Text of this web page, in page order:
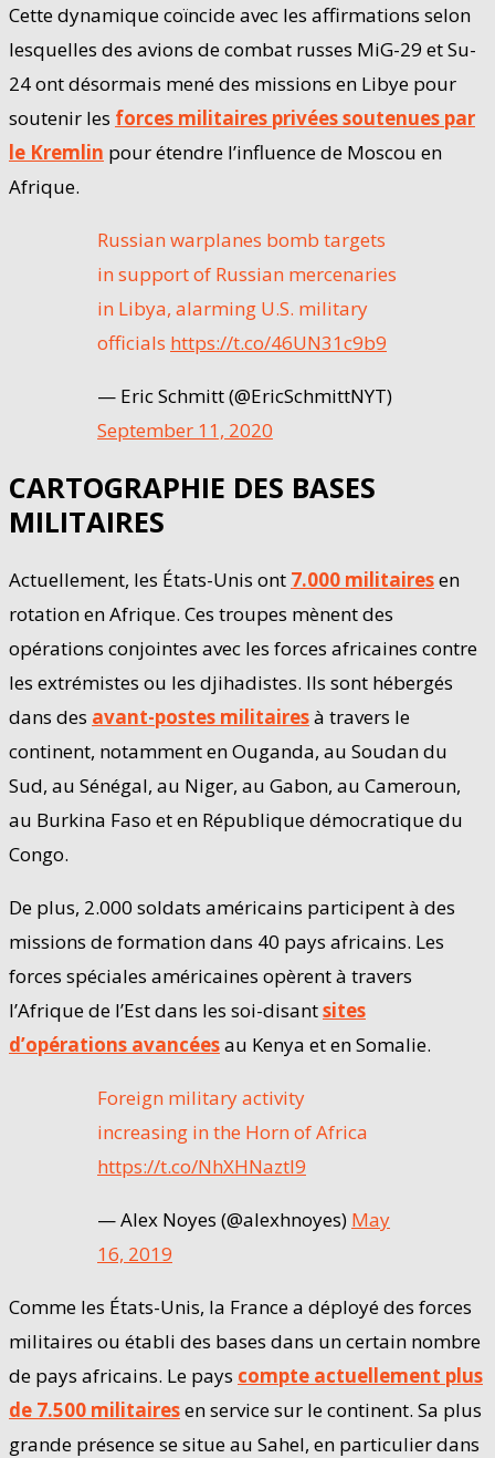
Cette dynamique coïncide avec les affirmations selon
lesquelles des avions de combat russes MiG-29 et Su-
24 ont désormais mené des missions en Libye pour
soutenir les forces militaires privées soutenues par
le Kremlin pour étendre l’influence de Moscou en
Afrique.
Russian warplanes bomb targets
in support of Russian mercenaries
in Libya, alarming U.S. military
officials https://t.co/46UN31c9b9
— Eric Schmitt (@EricSchmittNYT)
September 11, 2020
CARTOGRAPHIE DES BASES
MILITAIRES
Actuellement, les États-Unis ont 7.000 militairesen
rotation en Afrique. Ces troupes mènent des
opérations conjointes avec les forces africaines contre
les extrémistes ou les djihadistes. Ils sont hébergés
dans des avant-postes militairesà travers le
continent, notamment en Ouganda, au Soudan du
Sud, au Sénégal, au Niger, au Gabon, au Cameroun,
au Burkina Faso et en République démocratique du
Congo.
De plus, 2.000 soldats américains participent à des
missions de formation dans 40 pays africains. Les
forces spéciales américaines opèrent à travers
l’Afrique de l’Est dans les soi-disantsites
d’opérations avancéesau Kenya et en Somalie.
Foreign military activity
increasing in the Horn of Africa
https://t.co/NhXHNaztl9
— Alex Noyes (@alexhnoyes) May
16, 2019
Comme les États-Unis, la France a déployé des forces
militaires ou établi des bases dans un certain nombre
de pays africains. Le pays compte actuellement plus
de 7.500 militairesen service sur le continent. Sa plus
grande présence se situe au Sahel, en particulier dans